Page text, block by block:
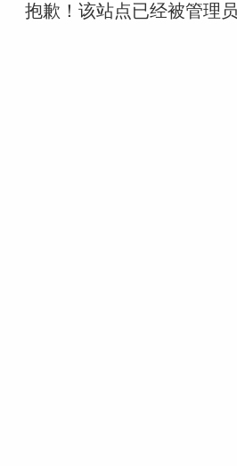
抱歉！该站点已经被管理